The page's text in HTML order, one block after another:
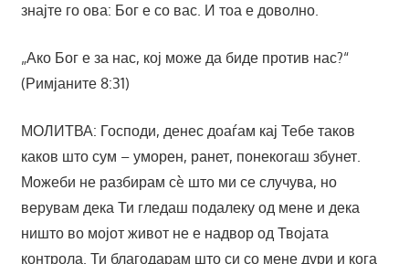
знајте го ова: Бог е со вас. И тоа е доволно.
„Ако Бог е за нас, кој може да биде против нас?“
(Римјаните 8:31)
МОЛИТВА: Господи, денес доаѓам кај Тебе таков
каков што сум – уморен, ранет, понекогаш збунет.
Можеби не разбирам сè што ми се случува, но
верувам дека Ти гледаш подалеку од мене и дека
ништо во мојот живот не е надвор од Твојата
контрола. Ти благодарам што си со мене дури и кога